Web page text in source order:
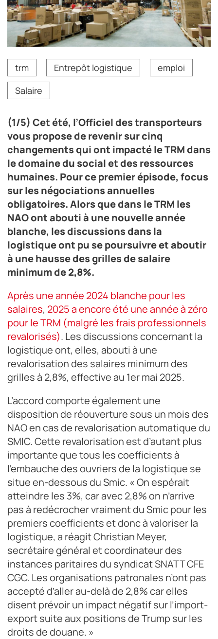
trm Entrepôt logistique
emploi
Salaire
(1/5) Cet été, l’Officiel des transporteurs
vous propose de revenir sur cinq
changements qui ont impacté le TRM dans
le domaine du social et des ressources
humaines. Pour ce premier épisode, focus
sur les négociations annuelles
obligatoires. Alors que dans le TRM les
NAO ont abouti à une nouvelle année
blanche, les discussions dans la
logistique ont pu se poursuivre et aboutir
à une hausse des grilles de salaire
minimum de 2,8%.
Après une année 2024 blanche pour les
salaires, 2025 a encore été une année à zéro
pour le TRM (malgré les frais professionnels
revalorisés). Les discussions concernant la
logistique ont, elles, abouti à une
revalorisation des salaires minimum des
grilles à 2,8%, effective au 1er mai 2025.
L’accord comporte également une
disposition de réouverture sous un mois des
NAO en cas de revalorisation automatique du
SMIC. Cette revalorisation est d’autant plus
importante que tous les coefficients à
l’embauche des ouvriers de la logistique se
situe en-dessous du Smic. « On espérait
atteindre les 3%, car avec 2,8% on n’arrive
pas à redécrocher vraiment du Smic pour les
premiers coefficients et donc à valoriser la
logistique, a réagit Christian Meyer,
secrétaire général et coordinateur des
instances paritaires du syndicat SNATT CFE
CGC. Les organisations patronales n’ont pas
accepté d’aller au-delà de 2,8% car elles
disent prévoir un impact négatif sur l’import-
export suite aux positions de Trump sur les
droits de douane. »